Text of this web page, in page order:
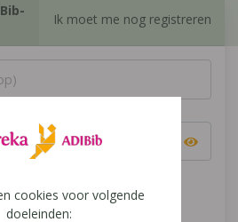
Ik moet me nog registreren
Inloggen
cookies voor volgende
doeleinden: